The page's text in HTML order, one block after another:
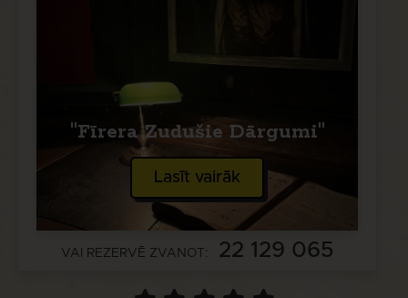
"Fīrera Zudušie Dārgumi"
Lasīt vairāk
VAI REZERVĒ ZVANOT: 22 129 065